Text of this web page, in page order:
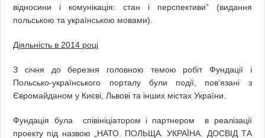
відносини і комунікація: стан і перспективи” (видання
польською та українською мовами).
Діяльність в 2014 році
З січня до березня головною темою робіт Фундації і
Польсько-українського порталу були події, пов’язані з
Євромайданом у Києві, Львові та інших містах України.
Фундація була співініціатором i партнером в реалізації
проекту під назвою „НАТО. ПОЛЬЩА. УКРАЇНА. ДОСВІД ТА